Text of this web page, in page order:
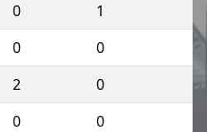
0
1
0
0
2
0
0
0